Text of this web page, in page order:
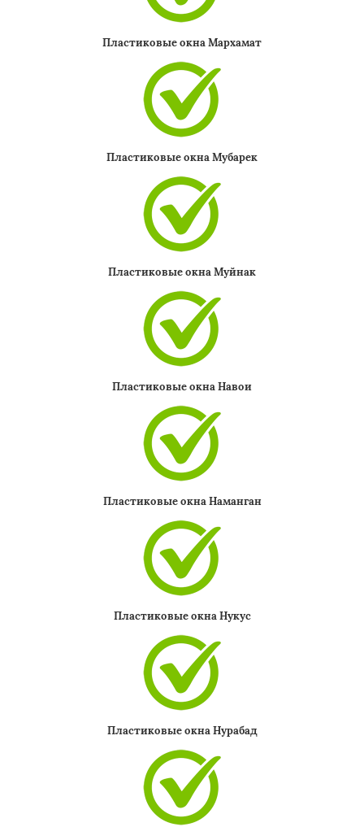
Пластиковые окна Мархамат
Пластиковые окна Мубарек
Пластиковые окна Муйнак
Пластиковые окна Навои
Пластиковые окна Наманган
Пластиковые окна Нукус
Пластиковые окна Нурабад